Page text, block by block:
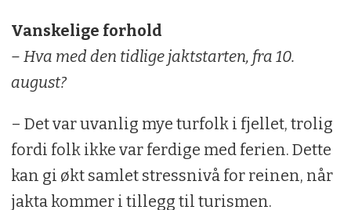
Vanskelige forhold
– Hva med den tidlige jaktstarten, fra 10.
august?
– Det var uvanlig mye turfolk i fjellet, trolig
fordi folk ikke var ferdige med ferien. Dette
kan gi økt samlet stressnivå for reinen, når
jakta kommer i tillegg til turismen.